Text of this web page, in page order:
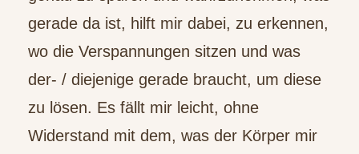
gerade da ist, hilft mir dabei, zu erkennen,
wo die Verspannungen sitzen und was
der- / diejenige gerade braucht, um diese
zu lösen. Es fällt mir leicht, ohne
Widerstand mit dem, was der Körper mir